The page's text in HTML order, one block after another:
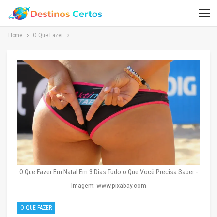
Home O Que Fazer
O Que Fazer Em Natal Em 3 Dias Tudo o Que Você Precisa Saber -
Imagem: www.pixabay.com
O QUE FAZER